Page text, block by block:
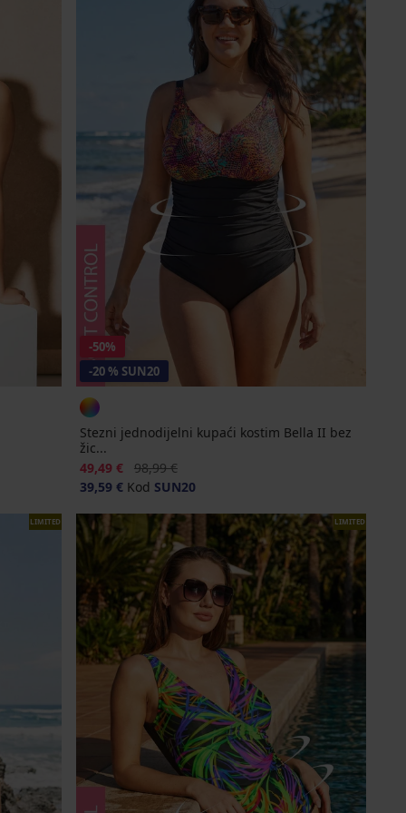
-50%
-20 % SUN20
Stezni jednodijelni kupaći kostim Bella II bez
žic...
Popust
49,49 € Prvobitna cijena
98,99 €
39,59 €Kod SUN20
LIMITED LIMITED